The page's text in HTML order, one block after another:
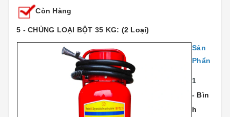
Còn Hàng
5 - CHỦNG LOẠI BỘT 35 KG: (2 Loại)
Sản
Phẩn
1
- Bìn
h